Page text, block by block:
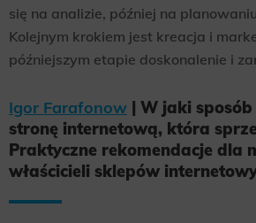
się na analizie, później na
Kolejnym krokiem jest kreacja i
późniejszym etapie doskonalenie i
Igor Farafonow | W jaki
stronę internetową, która
Praktyczne rekomendacje dla
właścicieli sklepów